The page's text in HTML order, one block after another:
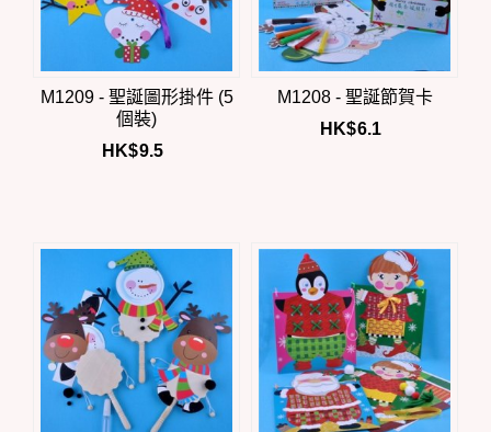
M1209 - 聖誕圖形掛件 (5
個裝)
HK$9.5
M1208 - 聖誕節賀卡
HK$6.1